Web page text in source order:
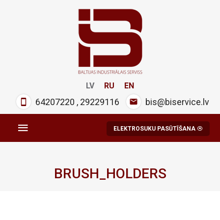
LV RU EN
64207220 , 29229116 bis@biservice.lv
ELEKTROSUKU PASŪTĪŠANA
BRUSH_HOLDERS